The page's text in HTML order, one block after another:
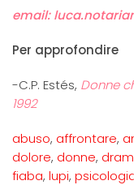
email:
Per approfondire
-C.P. Estés, Donne
1992
abuso, affrontare,
dolore, donne,
fiaba, lupi,